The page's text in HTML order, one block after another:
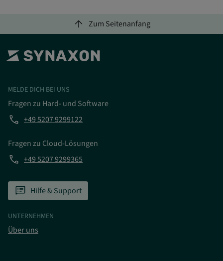
arrow_upward Zum Seitenanfang
MELDE DICH BEI UNS
Fragen zu Hard- und Software
phone +49 5207 9299122
Fragen zu Cloud-Lösungen
phone +49 5207 9299365
speaker_notes Hilfe & Support
UNTERNEHMEN
Über uns